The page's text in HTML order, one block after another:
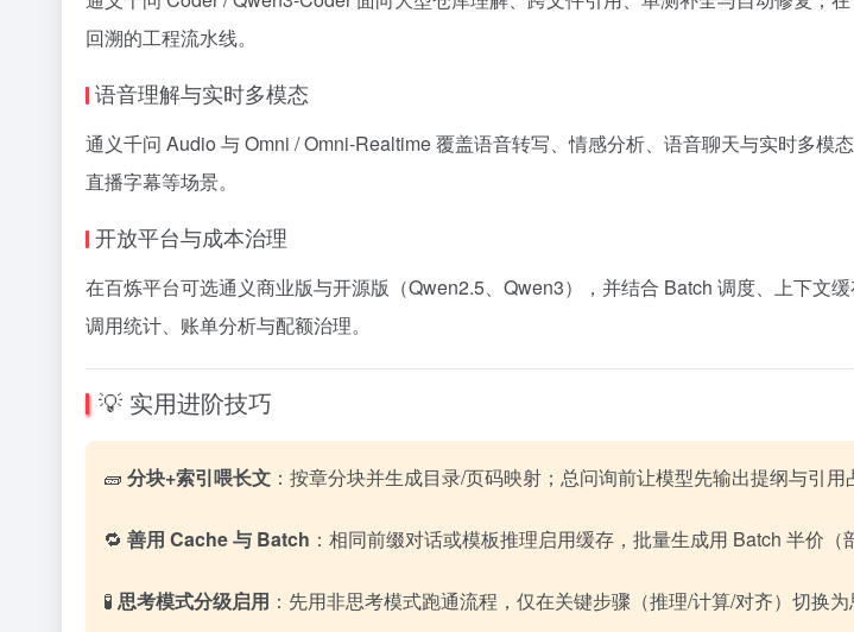
回溯的工程流水线。
语音理解与实时多模态
通义千问 Audio 与 Omni / Omni-Realtime 覆盖语音转写、情感分析、语音聊天与实时多
直播字幕等场景。
开放平台与成本治理
在百炼平台可选通义商业版与开源版（Qwen2.5、Qwen3），并结合 Batch 调度、上下文
调用统计、账单分析与配额治理。
💡 实用进阶技巧
🧱 分块+索引喂长文 ：按章分块并生成目录/页码映射；总问询前让模型先输出提纲与引
🔁 善用 Cache 与 Batch ：相同前缀对话或模板推理启用缓存，批量生成用 Batch 半价（
🧪 思考模式分级启用 ：先用非思考模式跑通流程，仅在关键步骤（推理/计算/对齐）切换